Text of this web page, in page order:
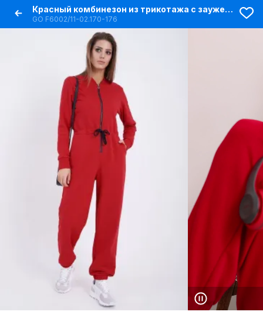
Красный комбинезон из трикотажа с зауженными штанами
GO F6002/11-02.170-176